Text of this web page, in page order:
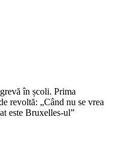
în școli. Prima
revoltă: „Când nu se vrea
este Bruxelles-ul”